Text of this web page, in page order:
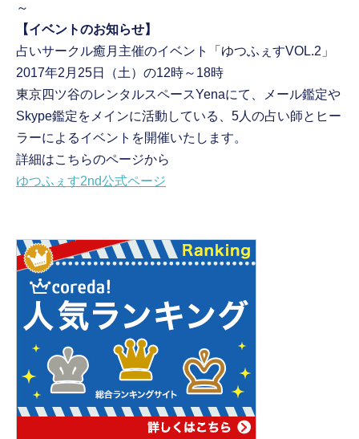
～
【イベントのお知らせ】
占いサークル癒月主催のイベント「ゆつふぇすVOL.2」
2017年2月25日（土）の12時～18時
東京四ツ谷のレンタルスペースYenaにて、メール鑑定や
Skype鑑定をメインに活動している、5人の占い師とヒー
ラーによるイベントを開催いたします。
詳細はこちらのページから
ゆつふぇす2nd公式ページ